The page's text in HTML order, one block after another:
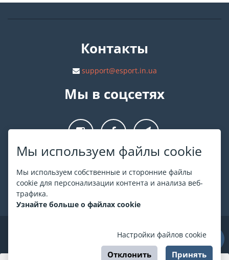
Мы используем файлы cookie
Мы используем собственные и сторонние файлы
cookie для персонализации контента и анализа веб-
трафика.
Узнайте больше о файлах cookie
Настройки файлов cookie
Отклонить Принять
Контакты
support@esport.in.ua
Мы в соцсетях
О ESPORT.in.ua
На ESPORT.in.ua представлена афиша Киева и других
городов Украины. Все билеты продаются официально. Мы
работаем непосредственно с кассами.